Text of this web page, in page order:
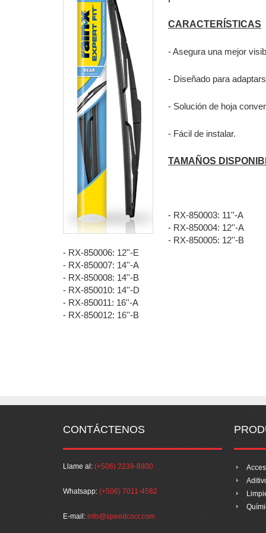
CARACTERÍSTICAS
- Asegura una mejor
- Diseñado para
- Solución de hoja
- Fácil de instalar.
TAMAÑOS
- RX-850003: 11''-A
- RX-850004: 12''-A
- RX-850005: 12''-B
- RX-850006: 12''-E
- RX-850007: 14''-A
- RX-850008: 14''-B
- RX-850010: 14''-D
- RX-850011: 16''-A
- RX-850012: 16''-B
CONTÁCTENOS
Llame al: (+506) 2239-8800
Whatsapp: (+506) 7011-4582
E-mail: info@speedcocr.com